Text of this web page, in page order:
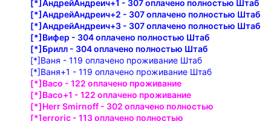
[*]АндрейАндреич+1 - 307 оплачено полностью Штаб
[*]АндрейАндреич+2 - 307 оплачено полностью Штаб
[*]АндрейАндреич+3 - 307 оплачено полностью Штаб
[*]Вифер - 304 оплачено полностью Штаб
[*]Брилл - 304 оплачено полностью Штаб
[*]Ваня - 119 оплачено проживание Штаб
[*]Ваня+1 - 119 оплачено проживание Штаб
[*]Васо - 122 оплачено проживание
[*]Васо+1 - 122 оплачено проживание
[*]Herr Smirnoff - 302 оплачено полностью
[*]erroric - 113 оплачено полностью